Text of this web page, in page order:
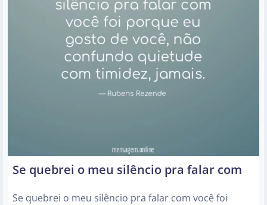
Se quebrei o meu silêncio pra falar com
Se quebrei o meu silêncio pra falar com você foi